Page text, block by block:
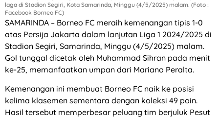
laga di Stadion Segiri, Kota Samarinda, Minggu (4/5/2025) malam. (Foto :
Facebook Borneo FC)
SAMARINDA – Borneo FC meraih kemenangan tipis 1-0
atas Persija Jakarta dalam lanjutan Liga 1 2024/2025 di
Stadion Segiri, Samarinda, Minggu (4/5/2025) malam.
Gol tunggal dicetak oleh Muhammad Sihran pada menit
ke-25, memanfaatkan umpan dari Mariano Peralta.
Kemenangan ini membuat Borneo FC naik ke posisi
kelima klasemen sementara dengan koleksi 49 poin.
Hasil tersebut memperbesar peluang tim berjuluk Pesut